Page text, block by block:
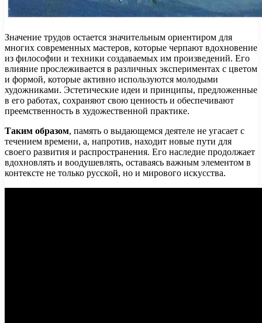
Значение трудов остается значительным ориентиром для
многих современных мастеров, которые черпают вдохновение
из философии и техники создаваемых им произведений. Его
влияние прослеживается в различных экспериментах с цветом
и формой, которые активно используются молодыми
художниками. Эстетические идеи и принципы, предложенные
в его работах, сохраняют свою ценность и обеспечивают
преемственность в художественной практике.
Таким образом, память о выдающемся деятеле не угасает с
течением времени, а, напротив, находит новые пути для
своего развития и распространения. Его наследие продолжает
вдохновлять и воодушевлять, оставаясь важным элементом в
контексте не только русской, но и мирового искусства.